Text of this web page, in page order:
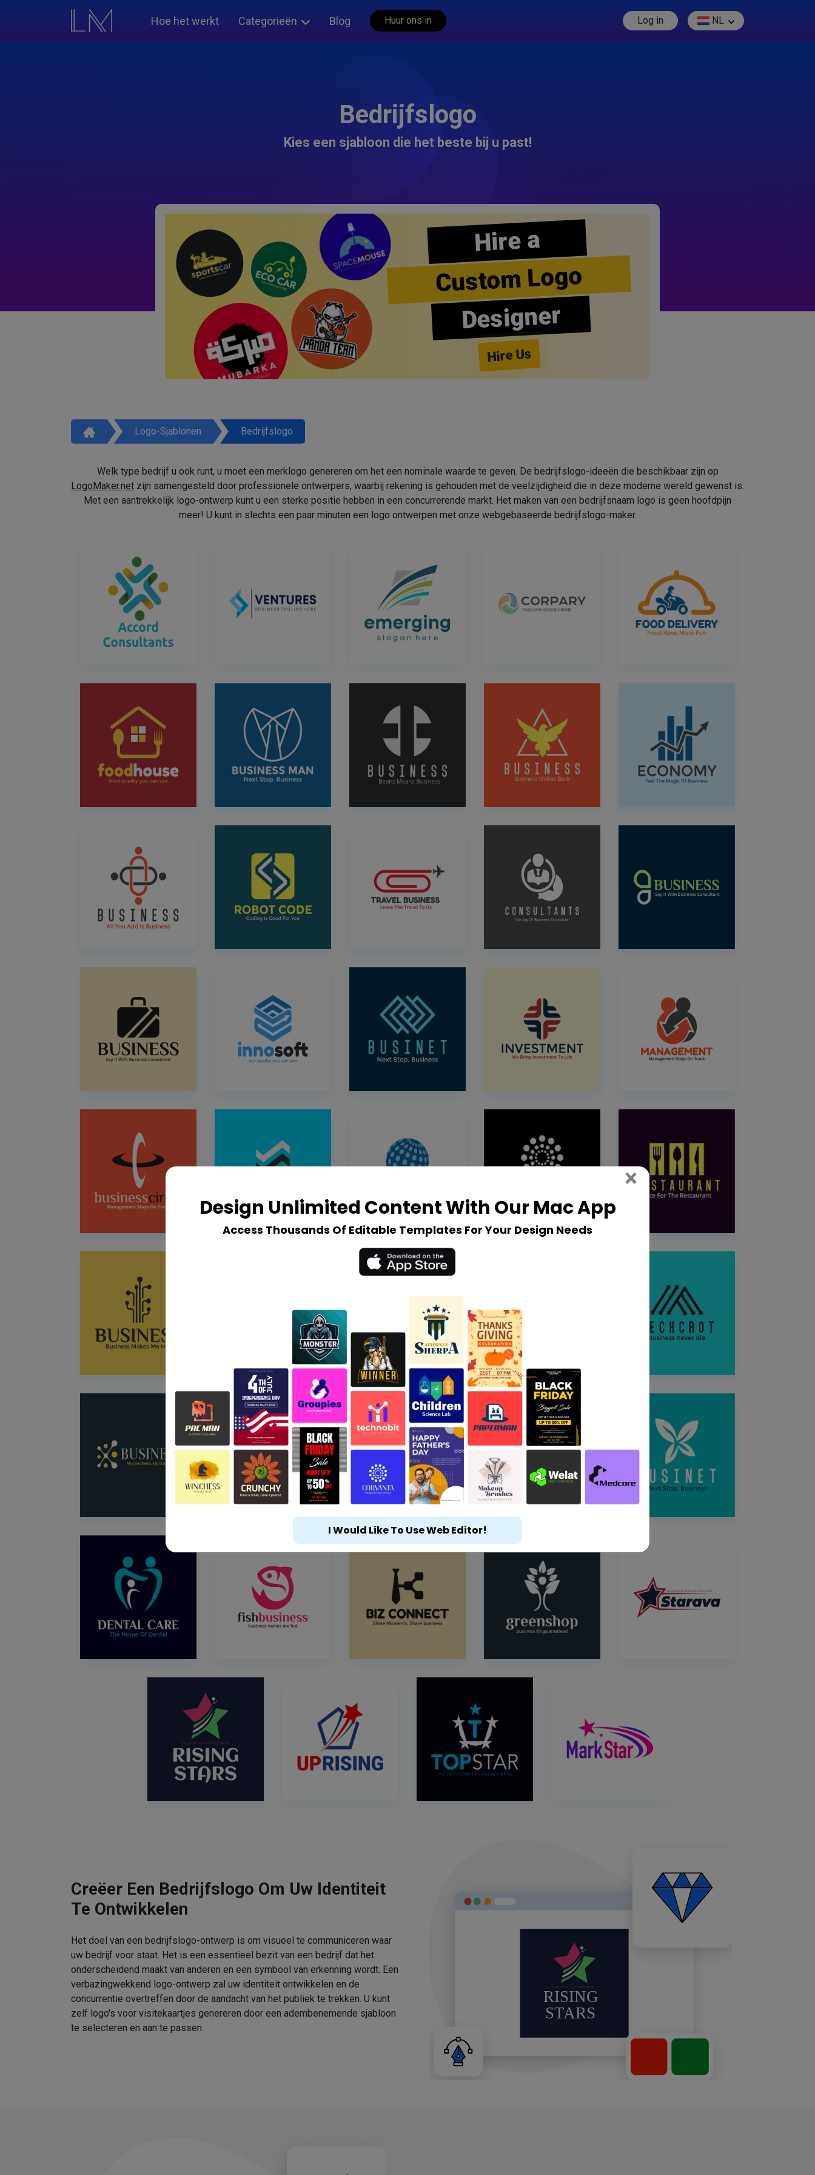
Hoe het werkt Categorieën Blog Huur ons in Log in NL
Bedrijfslogo
Kies een sjabloon die het beste bij u past!
Hire a
Custom Logo
Designer
Hire Us
Logo-Sjablonen Bedrijfslogo
Welk type bedrijf u ook runt, u moet een merklogo genereren om het een nominale waarde te geven. De bedrijfslogo-ideeën die beschikbaar zijn op
LogoMaker.net zijn samengesteld door professionele ontwerpers, waarbij rekening is gehouden met de veelzijdigheid die in deze moderne wereld gewenst is.
Met een aantrekkelijk logo-ontwerp kunt u een sterke positie hebben in een concurrerende markt. Het maken van een bedrijfsnaam logo is geen hoofdpijn
meer! U kunt in slechts een paar minuten een logo ontwerpen met onze webgebaseerde bedrijfslogo-maker.
Creëer Een Bedrijfslogo Om Uw Identiteit
Te Ontwikkelen
Het doel van een bedrijfslogo-ontwerp is om visueel te communiceren waar
uw bedrijf voor staat. Het is een essentieel bezit van een bedrijf dat het
onderscheidend maakt van anderen en een symbool van erkenning wordt. Een
verbazingwekkend logo-ontwerp zal uw identiteit ontwikkelen en de
concurrentie overtreffen door de aandacht van het publiek te trekken. U kunt
zelf logo's voor visitekaartjes genereren door een adembenemende sjabloon
te selecteren en aan te passen.
Design Unlimited Content With Our Mac App
Access Thousands Of Editable Templates For Your Design Needs
× Close
I Would Like To Use Web Editor!